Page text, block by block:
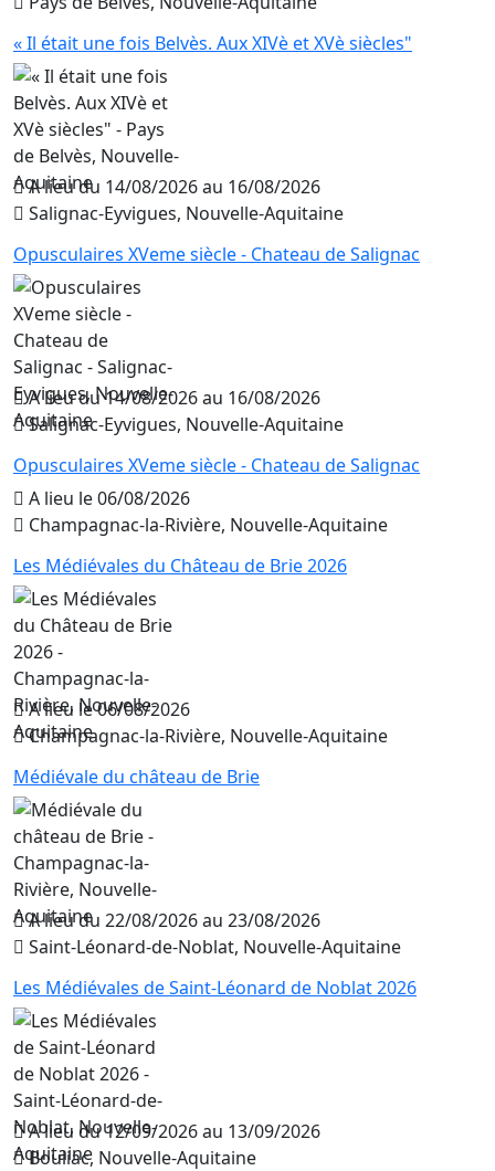
« Il était une fois Belvès. Aux XIVè et XVè siècles"
A lieu du 14/08/2026 au 16/08/2026
Salignac-Eyvigues, Nouvelle-Aquitaine
Opusculaires XVeme siècle - Chateau de Salignac
A lieu du 14/08/2026 au 16/08/2026
Salignac-Eyvigues, Nouvelle-Aquitaine
Opusculaires XVeme siècle - Chateau de Salignac
A lieu le 06/08/2026
Champagnac-la-Rivière, Nouvelle-Aquitaine
Les Médiévales du Château de Brie 2026
A lieu le 06/08/2026
Champagnac-la-Rivière, Nouvelle-Aquitaine
Médiévale du château de Brie
A lieu du 22/08/2026 au 23/08/2026
Saint-Léonard-de-Noblat, Nouvelle-Aquitaine
Les Médiévales de Saint-Léonard de Noblat 2026
A lieu du 12/09/2026 au 13/09/2026
Bouliac, Nouvelle-Aquitaine